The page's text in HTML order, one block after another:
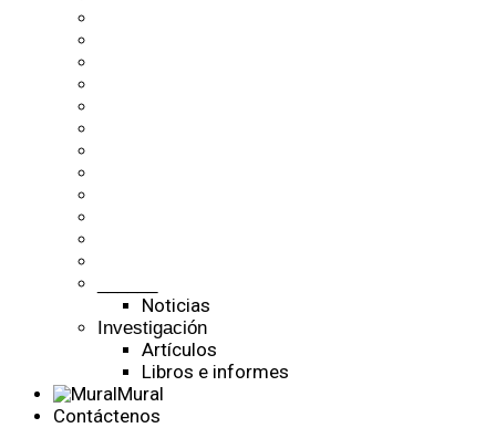
Noticias
Investigación
Artículos
Libros e informes
Mural
Contáctenos